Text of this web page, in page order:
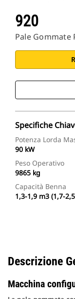
920
Pale Gommate
Specifiche
Potenza Lorda
90 kW
Peso Operativo
9865 kg
Capacità Benna
1,3-1,9 m3 (1,7-
Descrizione
Macchina